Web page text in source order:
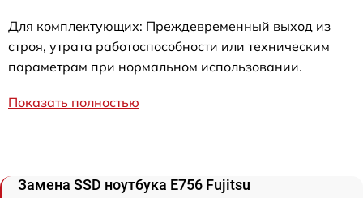
Для комплектующих: Преждевременный выход из
строя, утрата работоспособности или техническим
параметрам при нормальном использовании.
Показать полностью
Замена SSD ноутбука E756 Fujitsu